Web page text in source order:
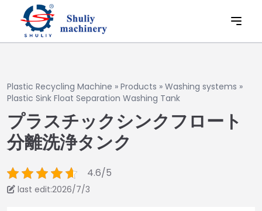
Plastic Recycling Machine » Products » Washing systems »
Plastic Sink Float Separation Washing Tank
プラスチックシンクフロート
分離洗浄タンク
4.6/5
last edit:2026/7/3